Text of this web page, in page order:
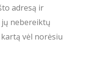
adresą ir
nebereiktų
vėl norėsiu